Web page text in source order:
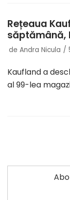
Rețeaua
săptămână,
de Andra Nicula
Kaufland a
al 99-lea